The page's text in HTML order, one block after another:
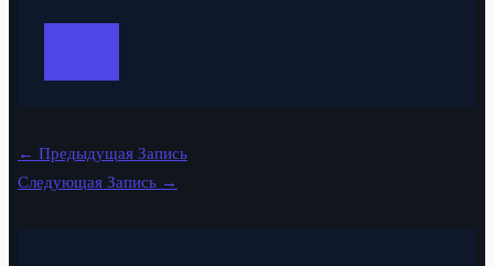
← Предыдущая Запись
Следующая Запись →